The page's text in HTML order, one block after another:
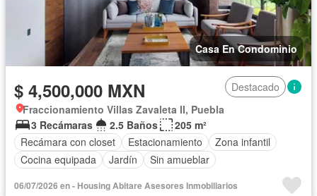
Casa En Condominio
$ 4,500,000 MXN
Destacado
Fraccionamiento Villas Zavaleta II, Puebla
3 Recámaras
2.5 Baños
205 m²
Recámara con closet
Estacionamiento
Zona infantil
Cocina equipada
Jardín Sin amueblar
06/07/2026 en - Housing Abitare Asesores Inmobiliarios